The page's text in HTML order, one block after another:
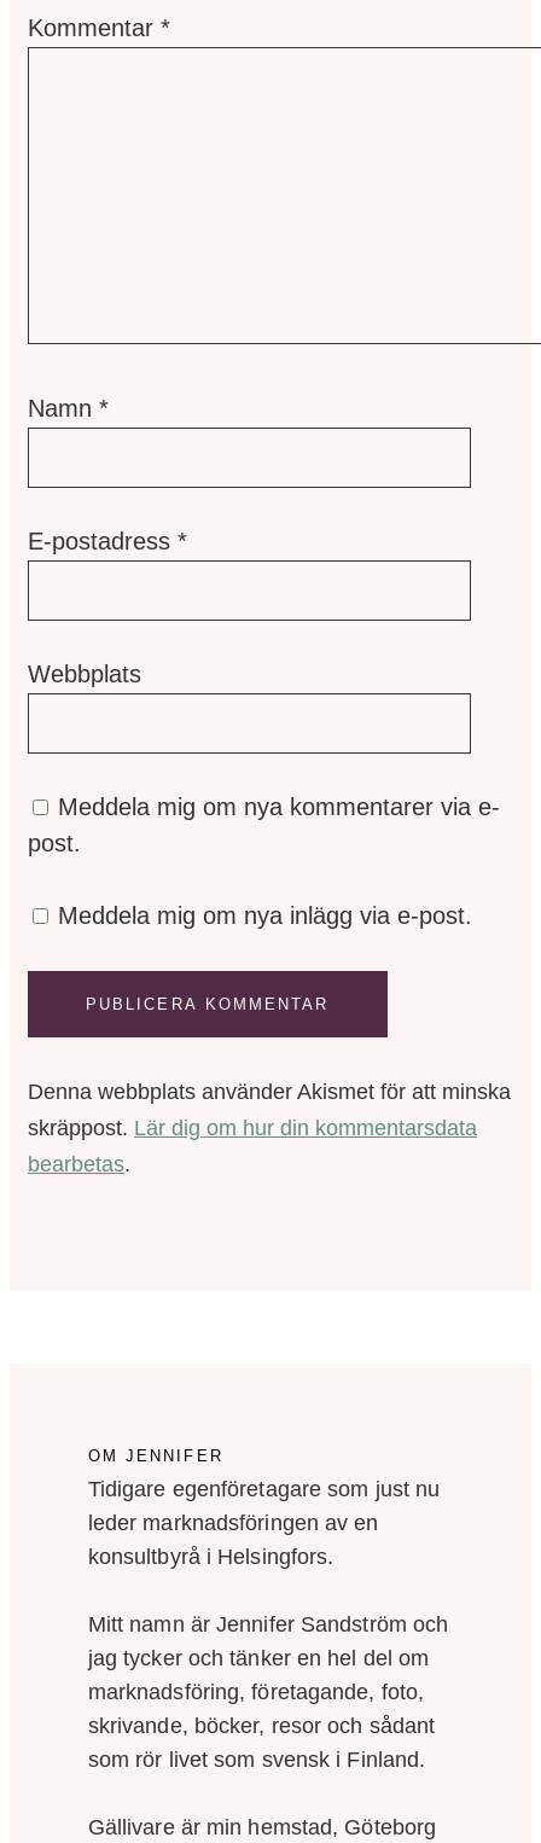
Kommentar *
Namn *
E-postadress *
Webbplats
Meddela mig om nya kommentarer via e-
post.
Meddela mig om nya inlägg via e-post.
Denna webbplats använder Akismet för att minska
skräppost. Lär dig om hur din kommentarsdata
bearbetas.
OM JENNIFER
Tidigare egenföretagare som just nu
leder marknadsföringen av en
konsultbyrå i Helsingfors.
Mitt namn är Jennifer Sandström och
jag tycker och tänker en hel del om
marknadsföring, företagande, foto,
skrivande, böcker, resor och sådant
som rör livet som svensk i Finland.
Gällivare är min hemstad, Göteborg